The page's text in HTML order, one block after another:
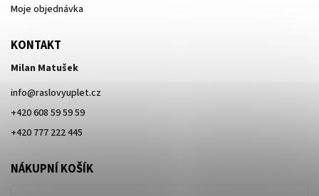
Moje objednávka
KONTAKT
Milan Matušek
info@raslovyuplet.cz
+420 608 59 59 59
+420 777 222 445
NÁKUPNÍ KOŠÍK